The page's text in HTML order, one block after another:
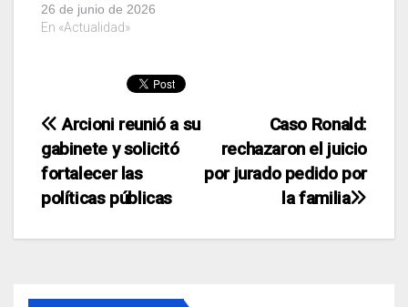
26 de junio de 2026
En «Actualidad»
Navegación
de
entradas
Caso Ronald:
rechazaron el juicio
por jurado pedido por
la familia
Arcioni reunió a su
gabinete y solicitó
fortalecer las
políticas públicas